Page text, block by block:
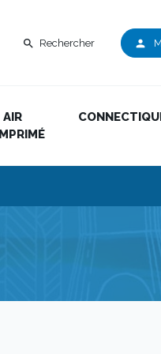
search Rechercher person
AIR